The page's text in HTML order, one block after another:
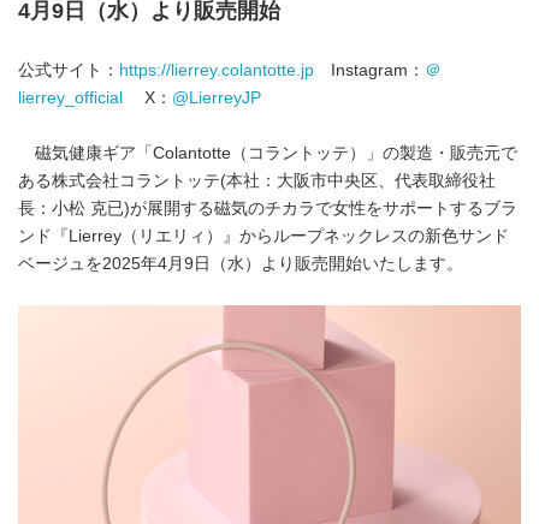
4月 9 日（水）より販売開始
公式サイト： https://lierrey.colantotte.jp Instagram： ＠
lierrey_officia
X： @LierreyJP
磁気健康ギア「Colantotte（コラントッテ）」の製造・販売元で
ある株式会社コラントッテ(本社：大阪市中央区、代表取締役社
長：小松 克已)が展開する磁気のチカラで女性をサポートするブラ
ンド『Lierrey（リエリィ）』からループネックレスの新色サンド
ベージュを2025年4月9日（水）より販売開始いたします。